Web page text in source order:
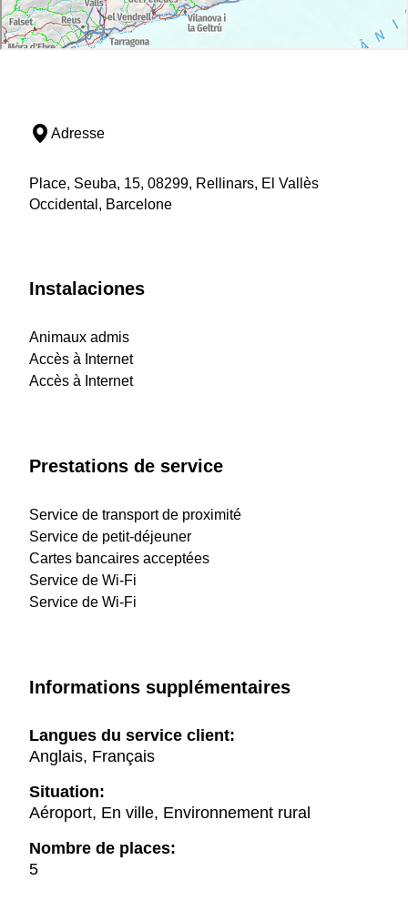
Adresse
Place, Seuba, 15, 08299, Rellinars, El Vallès
Occidental, Barcelone
Instalaciones
Animaux admis
Accès à Internet
Accès à Internet
Prestations de service
Service de transport de proximité
Service de petit-déjeuner
Cartes bancaires acceptées
Service de Wi-Fi
Service de Wi-Fi
Informations supplémentaires
Langues du service client:
Anglais, Français
Situation:
Aéroport, En ville, Environnement rural
Nombre de places:
5